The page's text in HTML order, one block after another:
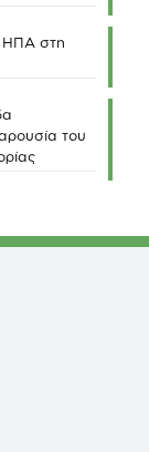
ΗΠΑ στη
του